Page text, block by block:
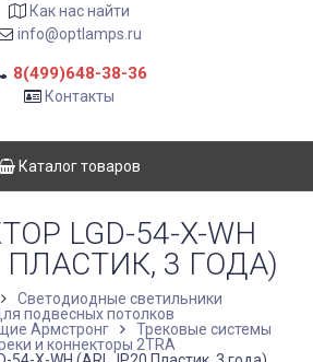
Как нас найти
info@optlamps.ru
8(499)648-38-36
Контакты
Каталог товаров
LGD-54-X-WH
ПЛАСТИК, 3 ГОДА)
Светодиодные светильники
подвесных потолков
Армстронг
Трековые системы
и коннекторы 2TRA